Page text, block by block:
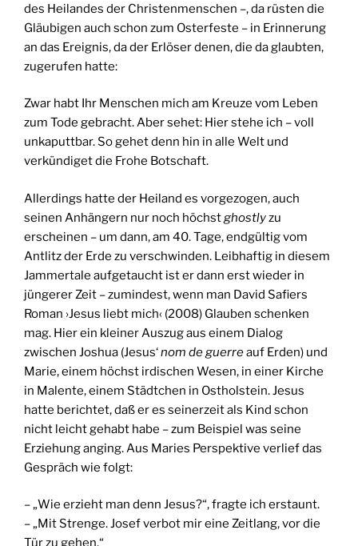
des Heilandes der Christenmenschen –, da rüsten die
Gläubigen auch schon zum Osterfeste – in Erinnerung
an das Ereignis, da der Erlöser denen, die da glaubten,
zugerufen hatte:
Zwar habt Ihr Menschen mich am Kreuze vom Leben
zum Tode gebracht. Aber sehet: Hier stehe ich – voll
unkaputtbar. So gehet denn hin in alle Welt und
verkündiget die Frohe Botschaft.
Allerdings hatte der Heiland es vorgezogen, auch
seinen Anhängern nur noch höchst ghostlyzu
erscheinen – um dann, am 40. Tage, endgültig vom
Antlitz der Erde zu verschwinden. Leibhaftig in diesem
Jammertale aufgetaucht ist er dann erst wieder in
jüngerer Zeit – zumindest, wenn man David Safiers
Roman ›Jesus liebt mich‹ (2008) Glauben schenken
mag. Hier ein kleiner Auszug aus einem Dialog
zwischen Joshua (Jesus‘nom de guerreauf Erden) und
Marie, einem höchst irdischen Wesen, in einer Kirche
in Malente, einem Städtchen in Ostholstein. Jesus
hatte berichtet, daß er es seinerzeit als Kind schon
nicht leicht gehabt habe – zum Beispiel was seine
Erziehung anging. Aus Maries Perspektive verlief das
Gespräch wie folgt:
– „Wie erzieht man denn Jesus?“, fragte ich erstaunt.
– „Mit Strenge. Josef verbot mir eine Zeitlang, vor die
Tür zu gehen.“